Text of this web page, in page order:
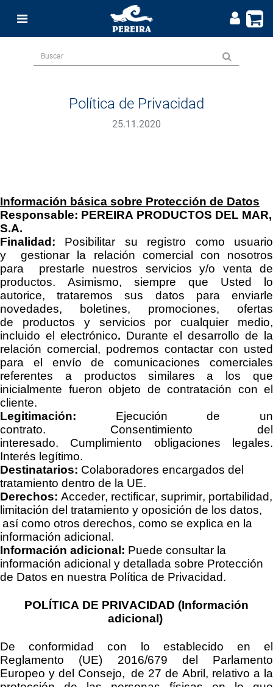
Política de Privacidad
25.11.2020
Información básica sobre Protección de Datos
Responsable: PEREIRA PRODUCTOS DEL MAR,
S.A.
Finalidad: Posibilitar su registro como usuario
y
gestionar la relación comercial con nosotros
para
prestarle nuestros servicios y/o venta de
productos. Asimismo, siempre que Usted lo
autorice, trataremos sus datos para enviarle
novedades, boletines, promociones, ofertas
de productos y servicios por cualquier medio,
incluido el electrónico. Durante el desarrollo de la
relación comercial, podremos contactar con usted
para el envío de comunicaciones comerciales
referentes a productos similares a los que
inicialmente fueron objeto de contratación con el
cliente.
Legitimación: Ejecución de un
contrato.
Consentimiento del
interesado. Cumplimiento obligaciones legales.
Interés legítimo.
Destinatarios: Colaboradores encargados del
tratamiento dentro de la UE.
Derechos: Acceder, rectificar, suprimir, portabilidad,
limitación del tratamiento y oposición de los datos,
así como otros derechos, como se explica en la
información adicional.
Información adicional: Puede consultar la
información adicional y detallada sobre Protección
de Datos en nuestra Política de Privacidad.
POLÍTICA DE PRIVACIDAD (Información
adicional)
De conformidad con lo establecido en el
Reglamento (UE) 2016/679 del Parlamento
Europeo y del Consejo, de 27 de Abril, relativo a la